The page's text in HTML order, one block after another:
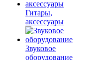
Гитары,
аксессуары
Звуковое
оборудование